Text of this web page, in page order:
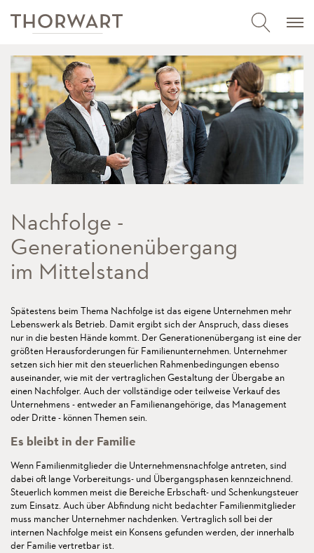
Nachfolge -
Generationenübergang
im Mittelstand
Spätestens beim Thema Nachfolge ist das eigene Unternehmen mehr
Lebenswerk als Betrieb. Damit ergibt sich der Anspruch, dass dieses
nur in die besten Hände kommt. Der Generationenübergang ist eine der
größten Herausforderungen für Familienunternehmen. Unternehmer
setzen sich hier mit den steuerlichen Rahmenbedingungen ebenso
auseinander, wie mit der vertraglichen Gestaltung der Übergabe an
einen Nachfolger. Auch der vollständige oder teilweise Verkauf des
Unternehmens - entweder an Familienangehörige, das Management
oder Dritte - können Themen sein.
Es bleibt in der Familie
Wenn Familienmitglieder die Unternehmensnachfolge antreten, sind
dabei oft lange Vorbereitungs- und Übergangsphasen kennzeichnend.
Steuerlich kommen meist die Bereiche Erbschaft- und Schenkungsteuer
zum Einsatz. Auch über Abfindung nicht bedachter Familienmitglieder
muss mancher Unternehmer nachdenken. Vertraglich soll bei der
internen Nachfolge meist ein Konsens gefunden werden, der innerhalb
der Familie vertretbar ist.